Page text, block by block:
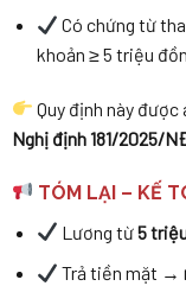
Có chứng từ
khoản ≥ 5 triệu
Quy định này
Nghị định 181/2025/
TÓM LẠI – KẾ
Lương từ5
Trả tiền mặt →